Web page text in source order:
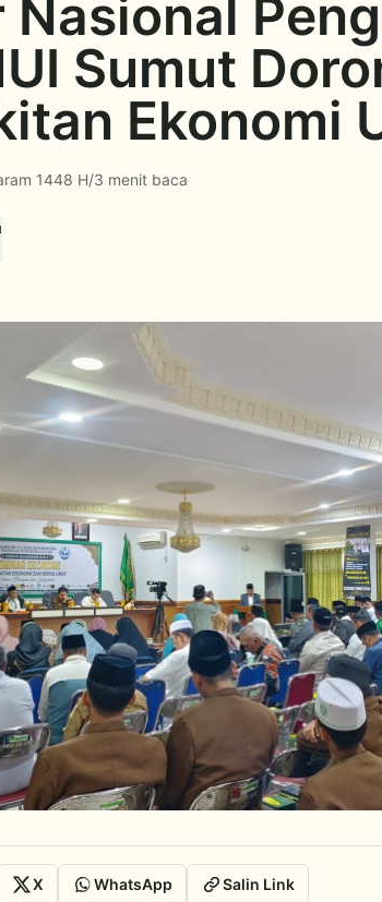
Nasional
Sumut
Ekonomi
1448 H/3 menit baca
X WhatsApp Salin Link